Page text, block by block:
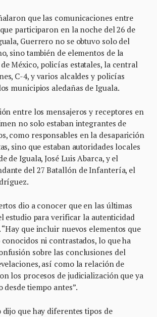
que las comunicaciones entre
participaron en la noche del 26 de
Guerrero no se obtuvo solo del
sino también de elementos de la
México, policías estatales, la central
C-4, y varios alcaldes y policías
municipios aledañas de Iguala.
entre los mensajeros y receptores en
no solo estaban integrantes de
como responsables en la desaparición
sino que estaban autoridades locales
de Iguala, José Luis Abarca, y el
del 27 Batallón de Infantería, el
dio a conocer que en las últimas
estudio para verificar la autenticidad
“Hay que incluir nuevos elementos que
ni contrastados, lo que ha
sobre las conclusiones del
así como la relación de
los procesos de judicialización que ya
desde tiempo antes”.
que hay diferentes tipos de